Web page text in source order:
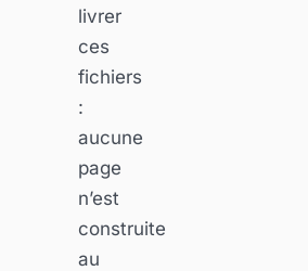
livrer
ces
fichiers
:
aucune
page
n’est
construite
au